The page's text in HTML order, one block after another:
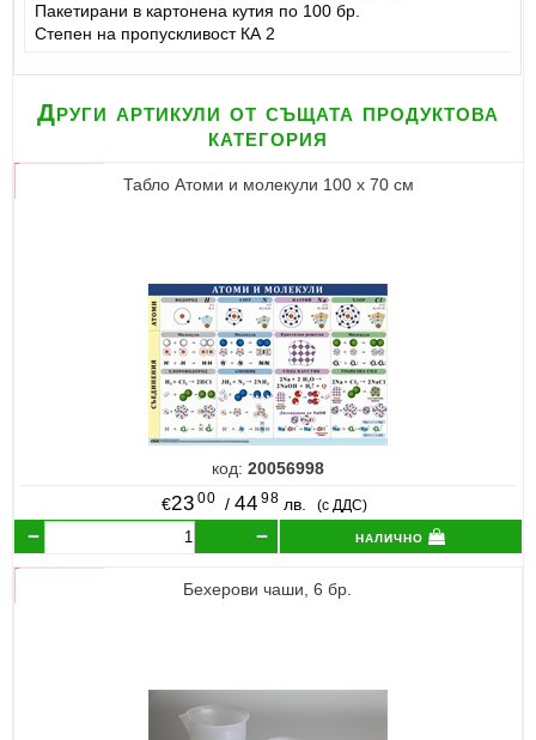
Пакетирани в картонена кутия по 100 бр.
Степен на пропускливост КА 2
Други артикули от същата продуктова
категория
Табло Атоми и молекули 100 х 70 см
код: 20056998
€23 00 /44 98 лв. (с ДДС)
налично
Бехерови чаши, 6 бр.